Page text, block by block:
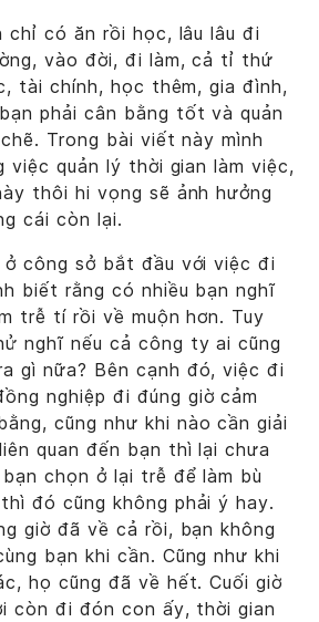
chỉ có ăn rồi học, lâu lâu đi
vào đời, đi làm, cả tỉ thứ
tài chính, học thêm, gia đình,
phải cân bằng tốt và quản
Trong bài viết này mình
việc quản lý thời gian làm việc,
thôi hi vọng sẽ ảnh hưởng
cái còn lại.
ở công sở bắt đầu với việc đi
biết rằng có nhiều bạn nghĩ
trễ tí rồi về muộn hơn. Tuy
nghĩ nếu cả công ty ai cũng
gì nữa? Bên cạnh đó, việc đi
nghiệp đi đúng giờ cảm
cũng như khi nào cần giải
quan đến bạn thì lại chưa
chọn ở lại trễ để làm bù
đó cũng không phải ý hay.
giờ đã về cả rồi, bạn không
bạn khi cần. Cũng như khi
họ cũng đã về hết. Cuối giờ
còn đi đón con ấy, thời gian